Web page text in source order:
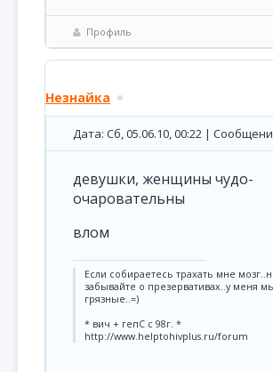
Профиль
Незнайка
Дата: Сб, 05.06.10, 00:22 |
девушки, женщины чудо-
очаровательны
влом
Если собираетесь трахать мне
забывайте о презервативах..у меня
грязные..=)
* вич + гепС с 98г. *
http://www.helptohivplus.ru/forum